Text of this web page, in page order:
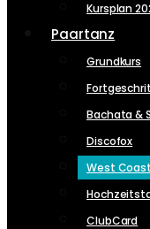
Kursplan
Paartanz
Grundkurs
Bachata &
Discofox
West
ClubCard